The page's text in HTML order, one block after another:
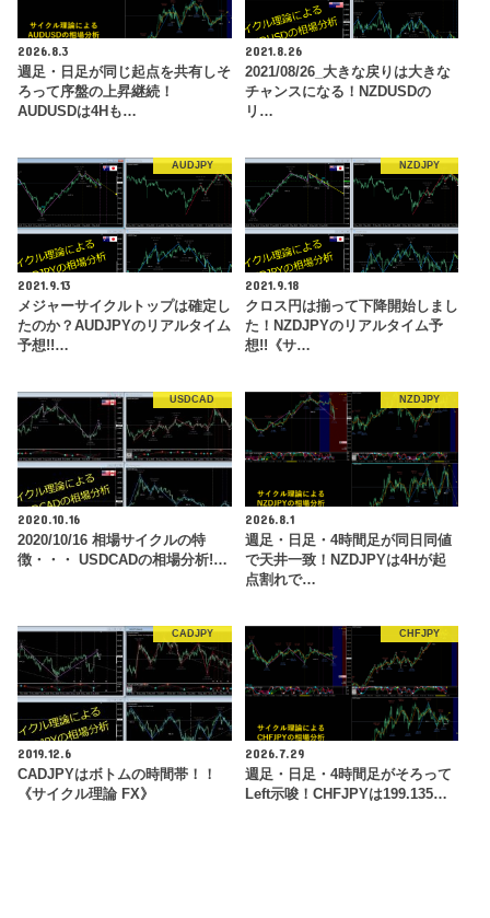
2026.8.3
週足・日足が同じ起点を共有しそ
ろって序盤の上昇継続！
AUDUSDは4Hも…
2021.8.26
2021/08/26_大きな戻りは大きな
チャンスになる！NZDUSDの
リ…
AUDJPY
2021.9.13
メジャーサイクルトップは確定し
たのか？AUDJPYのリアルタイム
予想!!…
NZDJPY
2021.9.18
クロス円は揃って下降開始しまし
た！NZDJPYのリアルタイム予
想!!《サ…
USDCAD
2020.10.16
2020/10/16 相場サイクルの特
徴・・・ USDCADの相場分析!…
NZDJPY
2026.8.1
週足・日足・4時間足が同日同値
で天井一致！NZDJPYは4Hが起
点割れで…
CADJPY
2019.12.6
CADJPYはボトムの時間帯！！
《サイクル理論 FX》
CHFJPY
2026.7.29
週足・日足・4時間足がそろって
Left示唆！CHFJPYは199.135…